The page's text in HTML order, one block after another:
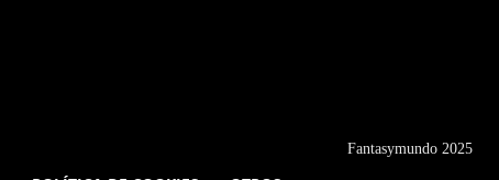
Fantasymundo 2025